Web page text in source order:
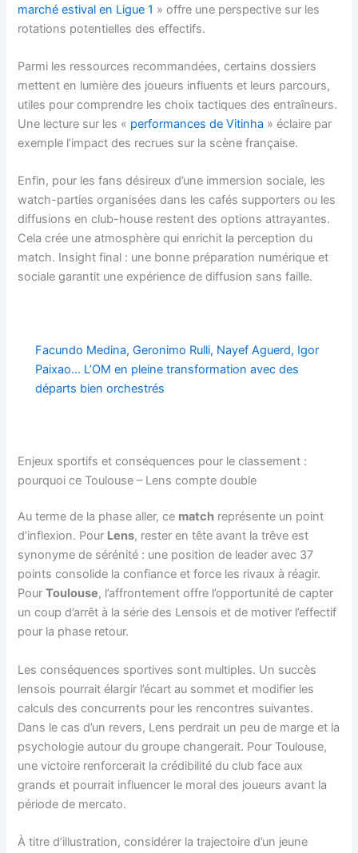
marché estival en Ligue 1 » offre une perspective sur les
rotations potentielles des effectifs.
Parmi les ressources recommandées, certains dossiers
mettent en lumière des joueurs influents et leurs parcours,
utiles pour comprendre les choix tactiques des entraîneurs.
Une lecture sur les « performances de Vitinha » éclaire par
exemple l’impact des recrues sur la scène française.
Enfin, pour les fans désireux d’une immersion sociale, les
watch-parties organisées dans les cafés supporters ou les
diffusions en club-house restent des options attrayantes.
Cela crée une atmosphère qui enrichit la perception du
match. Insight final : une bonne préparation numérique et
sociale garantit une expérience de diffusion sans faille.
Facundo Medina, Geronimo Rulli, Nayef Aguerd, Igor
Paixao… L’OM en pleine transformation avec des
départs bien orchestrés
Enjeux sportifs et conséquences pour le classement :
pourquoi ce Toulouse – Lens compte double
Au terme de la phase aller, ce match représente un point
d’inflexion. Pour Lens, rester en tête avant la trêve est
synonyme de sérénité : une position de leader avec 37
points consolide la confiance et force les rivaux à réagir.
PourToulouse, l’affrontement offre l’opportunité de capter
un coup d’arrêt à la série des Lensois et de motiver l’effectif
pour la phase retour.
Les conséquences sportives sont multiples. Un succès
lensois pourrait élargir l’écart au sommet et modifier les
calculs des concurrents pour les rencontres suivantes.
Dans le cas d’un revers, Lens perdrait un peu de marge et la
psychologie autour du groupe changerait. Pour Toulouse,
une victoire renforcerait la crédibilité du club face aux
grands et pourrait influencer le moral des joueurs avant la
période de mercato.
À titre d’illustration, considérer la trajectoire d’un jeune